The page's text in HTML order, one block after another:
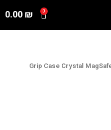
0
0.00₪
Grip Case Crystal